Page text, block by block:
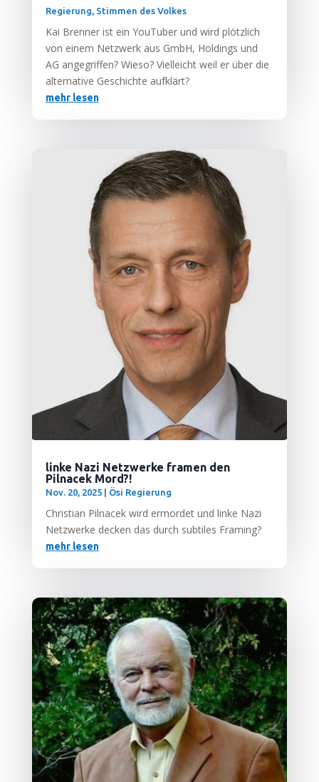
Regierung, Stimmen des Volkes
Kai Bren­ner ist ein You­Tuber und wird plötz­lich
von einem Netz­werk aus GmbH, Hol­dings und
AG ange­grif­fen? Wie­so? Viel­leicht weil er über die
alter­na­ti­ve Geschich­te aufklärt?
mehr lesen
linke Nazi Netzwerke framen den
Pilnacek Mord?!
Nov. 20, 2025| Ösi Regierung
Chris­ti­an Pil­nacek wird ermor­det und lin­ke Nazi
Netz­wer­ke decken das durch sub­ti­les Framing?
mehr lesen